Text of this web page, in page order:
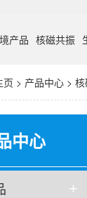
产品 核磁共振
页 > 产品中心 >
中心